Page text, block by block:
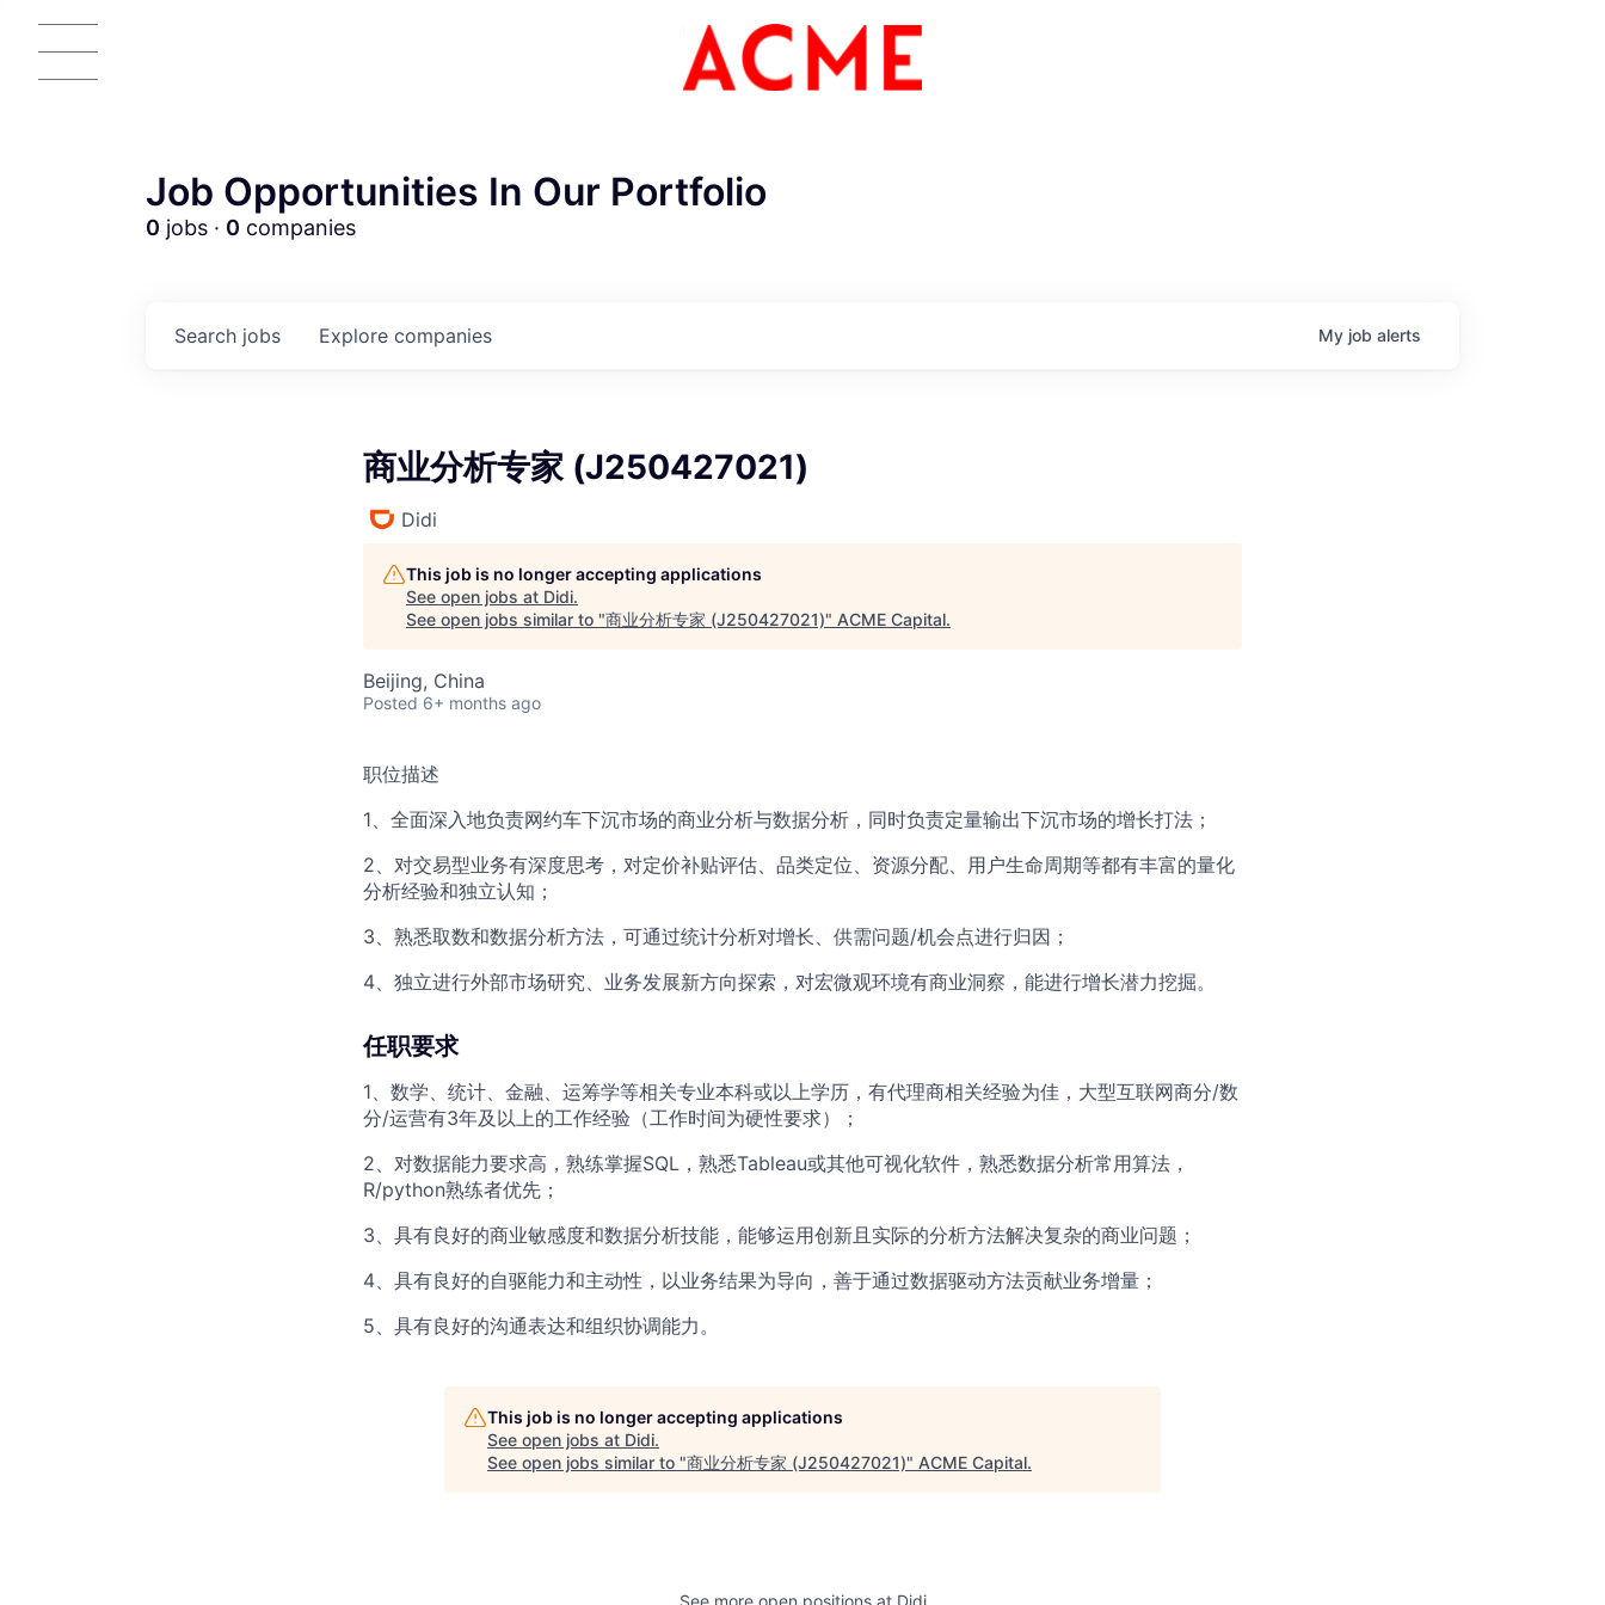
ACME Homepage
Job Opportunities In Our Portfolio
0 jobs · 0 companies
Search jobs Explore companies My job alerts
商业分析专家 (J250427021)
Didi
This job is no longer accepting applications
See open jobs at Didi.
See open jobs similar to "商业分析专家 (J250427021)" ACME Capital.
Beijing, China
Posted 6+ months ago
职位描述
1、全面深入地负责网约车下沉市场的商业分析与数据分析，同时负责定量输出下沉市场的增长打法；
2、对交易型业务有深度思考，对定价补贴评估、品类定位、资源分配、用户生命周期等都有丰富的量化
分析经验和独立认知；
3、熟悉取数和数据分析方法，可通过统计分析对增长、供需问题/机会点进行归因；
4、独立进行外部市场研究、业务发展新方向探索，对宏微观环境有商业洞察，能进行增长潜力挖掘。
任职要求
1、数学、统计、金融、运筹学等相关专业本科或以上学历，有代理商相关经验为佳，大型互联网商分/数
分/运营有3年及以上的工作经验（工作时间为硬性要求）；
2、对数据能力要求高，熟练掌握SQL，熟悉Tableau或其他可视化软件，熟悉数据分析常用算法，
R/python熟练者优先；
3、具有良好的商业敏感度和数据分析技能，能够运用创新且实际的分析方法解决复杂的商业问题；
4、具有良好的自驱能力和主动性，以业务结果为导向，善于通过数据驱动方法贡献业务增量；
5、具有良好的沟通表达和组织协调能力。
This job is no longer accepting applications
See open jobs at Didi.
See open jobs similar to "商业分析专家 (J250427021)" ACME Capital.
See more open positions at Didi